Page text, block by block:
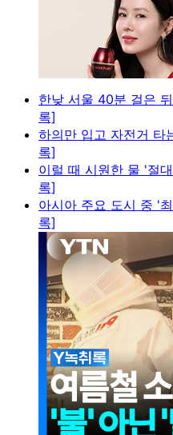
한낮 서울 40분 걸은
록]
하의만 입고 자전거 타
록]
이럴 때 시원한 물 '절
록]
아시아 주요 도시 중 '
록]